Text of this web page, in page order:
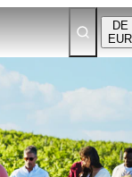
DE
EUR